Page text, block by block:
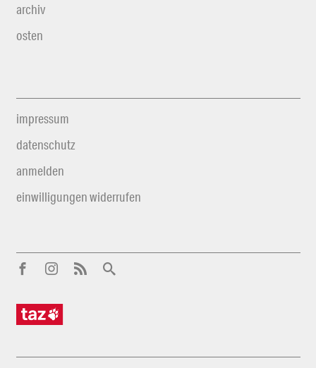
archiv
osten
impressum
datenschutz
anmelden
einwilligungen widerrufen